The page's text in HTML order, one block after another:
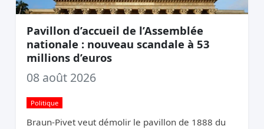
Pavillon d’accueil de l’Assemblée
nationale : nouveau scandale à 53
millions d’euros
08 août 2026
Politique
Braun-Pivet veut démolir le pavillon de 1888 du